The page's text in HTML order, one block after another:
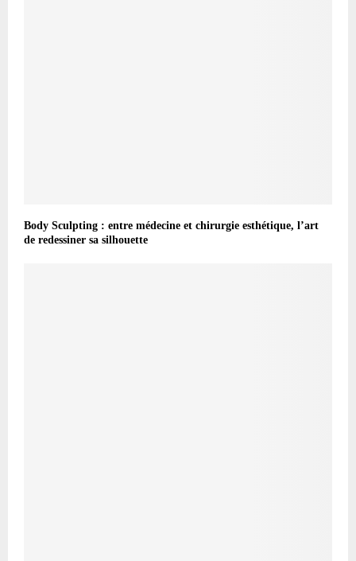
Body Sculpting : entre médecine et chirurgie esthétique, l’art
de redessiner sa silhouette